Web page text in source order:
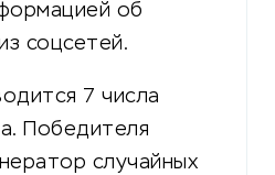
об
соцсетей.
7 числа
Победителя
случайных